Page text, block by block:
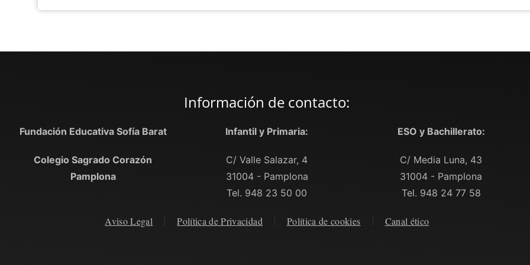
Información de contacto:
Fundación Educativa Sofía Barat
Colegio Sagrado Corazón
Pamplona
Infantil y Primaria:
C/ Valle Salazar, 4
31004 - Pamplona
Tel. 948 23 50 00
ESO y Bachillerato:
C/ Media Luna, 43
31004 - Pamplona
Tel. 948 24 77 58
Aviso Legal Política de Privacidad Política de cookies Canal ético